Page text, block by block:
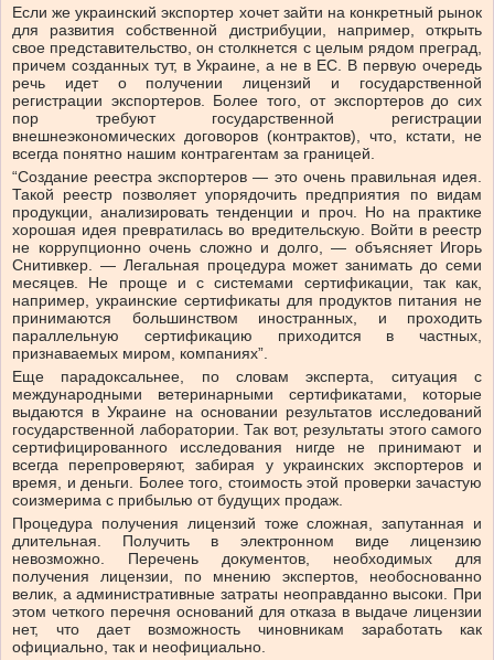
Если же украинский экспортер хочет зайти на конкретный рынок
для развития собственной дистрибуции, например, открыть
свое представительство, он столкнется с целым рядом преград,
причем созданных тут, в Украине, а не в ЕС. В первую очередь
речь идет о получении лицензий и государственной
регистрации экспортеров. Более того, от экспортеров до сих
пор требуют государственной регистрации
внешнеэкономических договоров (контрактов), что, кстати, не
всегда понятно нашим контрагентам за границей.
“Создание реестра экспортеров — это очень правильная идея.
Такой реестр позволяет упорядочить предприятия по видам
продукции, анализировать тенденции и проч. Но на практике
хорошая идея превратилась во вредительскую. Войти в реестр
не коррупционно очень сложно и долго, — объясняет Игорь
Снитивкер. — Легальная процедура может занимать до семи
месяцев. Не проще и с системами сертификации, так как,
например, украинские сертификаты для продуктов питания не
принимаются большинством иностранных, и проходить
параллельную сертификацию приходится в частных,
признаваемых миром, компаниях”.
Еще парадоксальнее, по словам эксперта, ситуация с
международными ветеринарными сертификатами, которые
выдаются в Украине на основании результатов исследований
государственной лаборатории. Так вот, результаты этого самого
сертифицированного исследования нигде не принимают и
всегда перепроверяют, забирая у украинских экспортеров и
время, и деньги. Более того, стоимость этой проверки зачастую
соизмерима с прибылью от будущих продаж.
Процедура получения лицензий тоже сложная, запутанная и
длительная. Получить в электронном виде лицензию
невозможно. Перечень документов, необходимых для
получения лицензии, по мнению экспертов, необоснованно
велик, а административные затраты неоправданно высоки. При
этом четкого перечня оснований для отказа в выдаче лицензии
нет, что дает возможность чиновникам заработать как
официально, так и неофициально.